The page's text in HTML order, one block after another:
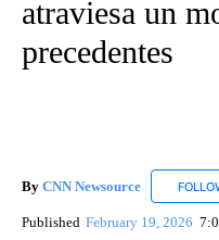
atraviesa un
precedentes
By CNN Newsource
Published February 19, 2026